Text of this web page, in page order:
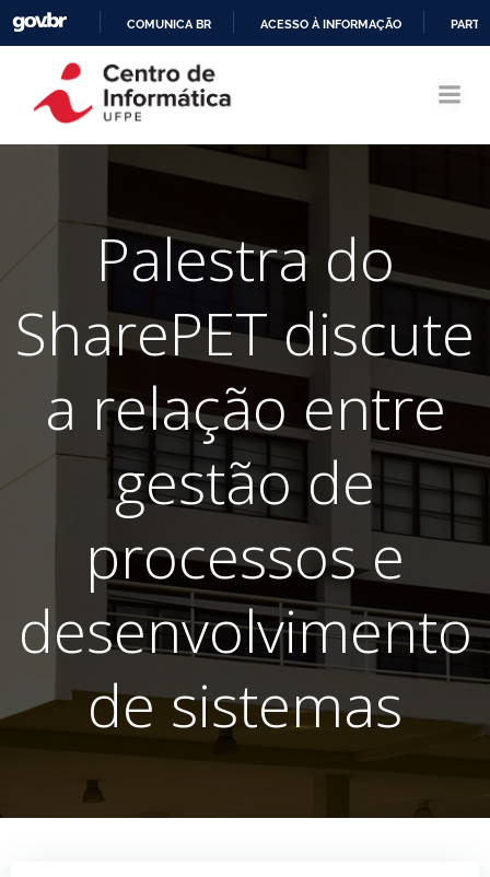
CONTEÚDO
COMUNICA BR ACESSO À INFORMAÇÃO
Palestra do
SharePET discute
a relação entre
gestão de
processos e
desenvolvimento
de sistemas